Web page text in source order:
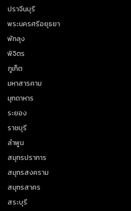
ปราจีนบุรี
พระนครศรีอยุธยา
พัทลุง
พิจิตร
ภูเก็ต
มหาสารคาม
มุกดาหาร
ระยอง
ราชบุรี
ลำพูน
สมุทรปราการ
สมุทรสงคราม
สมุทรสาคร
สระบุรี